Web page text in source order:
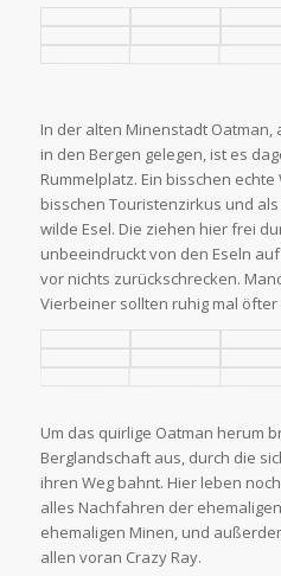
In der alten Minenstadt Oatman,
in den Bergen gelegen, ist es
Rummelplatz. Ein bisschen
bisschen Touristenzirkus und
wilde Esel. Die ziehen hier frei
unbeeindruckt von den Eseln
vor nichts zurückschrecken.
Vierbeiner sollten ruhig mal
Um das quirlige Oatman herum
Berglandschaft aus, durch die
ihren Weg bahnt. Hier leben
alles Nachfahren der
ehemaligen Minen, und
allen voran Crazy Ray.